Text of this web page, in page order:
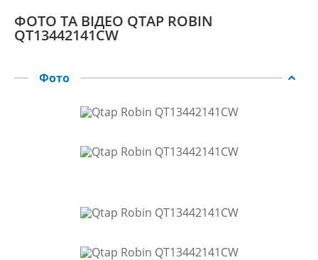
ФОТО ТА ВІДЕО QTAP ROBIN
QT13442141CW
Фото